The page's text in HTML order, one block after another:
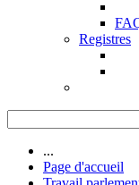
Registres
...
Page d'accueil